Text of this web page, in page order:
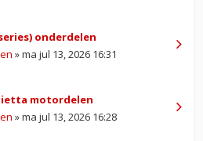
onderdelen
» ma jul 13, 2026 16:31
motordelen
» ma jul 13, 2026 16:28